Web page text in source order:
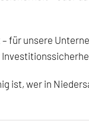
für unsere
ist, wer in